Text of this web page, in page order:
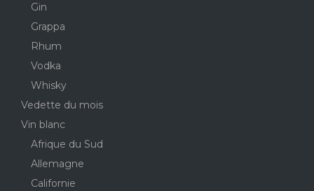
Gin
Grappa
Rhum
Vodka
Whisky
Vedette du mois
Vin blanc
Afrique du Sud
Allemagne
Californie